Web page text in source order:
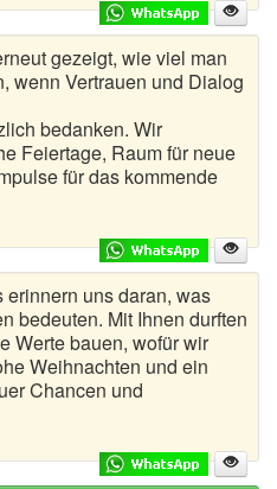
gezeigt, wie viel man
wenn Vertrauen und Dialog
bedanken. Wir
Feiertage, Raum für neue
für das kommende
uns daran, was
bedeuten. Mit Ihnen durften
Werte bauen, wofür wir
Weihnachten und ein
Chancen und